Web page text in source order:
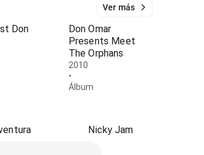
Ver más
Don
Don Omar
Presents Meet
The Orphans
2010
•
Álbum
Nicky Jam